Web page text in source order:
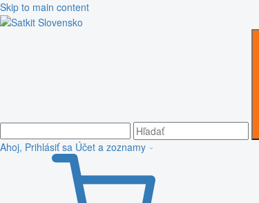
Skip to main content
Ahoj, Prihlásiť sa Účet a zoznamy